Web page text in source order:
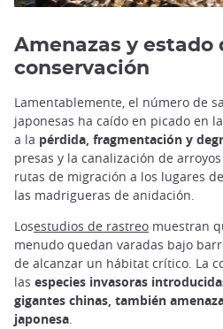
Amenazas y estado
conservación
Lamentablemente, el número de
japonesas ha caído en picado en
a la pérdida, fragmentación y
presas y la canalización de
rutas de migración a los lugares
las madrigueras de anidación.
Losestudios de rastreo muestran
menudo quedan varadas bajo
de alcanzar un hábitat crítico. La
las especies invasoras
gigantes chinas, también
japonesa.